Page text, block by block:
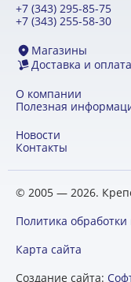
+7 (343) 295-85-75
+7 (343) 255-58-30
Магазины
Доставка и оплата
О компании
Полезная
Новости
Контакты
© 2005 — 2026.
Политика
Карта сайта
Создание сайта: